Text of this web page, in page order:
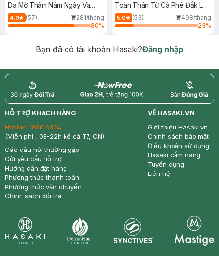
Da Mờ Thâm Nám Ngày Và
Đêm 50gx2
4.9 (57)
281/tháng
80%
Toàn Thân Từ Cà Phê Đắk Lắk
(150ml+200ml)
5.0 (53)
498/tháng
23%
Bạn đã có tài khoản Hasaki?Đăng nhập
return nowfree price
HỖ TRỢ KHÁCH HÀNG
Hotline: 1800 6324
(Miễn phí , 08-22h kể cả T7, CN)
Các câu hỏi thường gặp
Gửi yêu cầu hỗ trợ
Hướng dẫn đặt hàng
Phương thức thanh toán
Phương thức vận chuyển
Chính sách đổi trả
VỀ HASAKI.VN
Giới thiệu Hasaki.vn
Chính sách bảo mật
Điều khoản sử dụng
Hasaki cẩm nang
Tuyển dụng
Liên hệ